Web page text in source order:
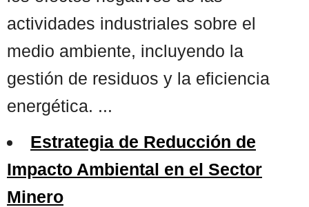
actividades industriales sobre el
medio ambiente, incluyendo la
gestión de residuos y la eficiencia
energética. ...
Estrategia de Reducción de
Impacto Ambiental en el Sector
Minero